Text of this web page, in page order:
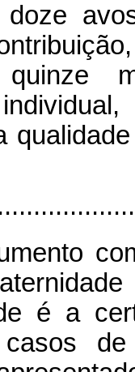
é a
de